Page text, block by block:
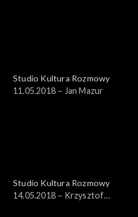
Studio Kultura Rozmowy
11.05.2018 – Jan Mazur
Studio Kultura Rozmowy
14.05.2018 – Krzysztof